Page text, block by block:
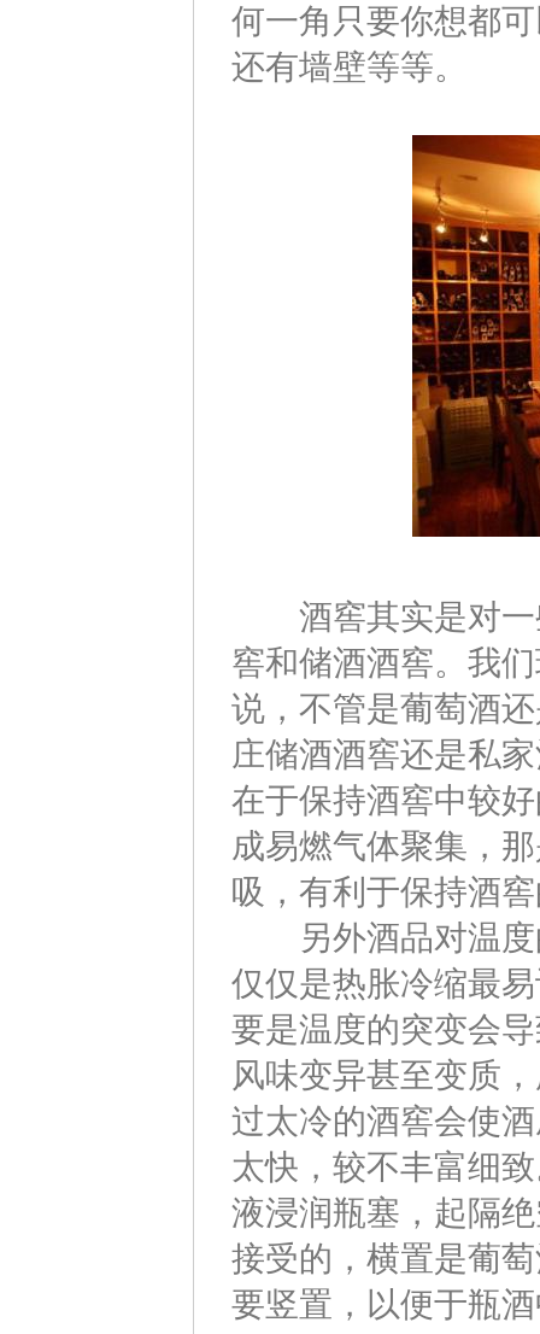
何一角只要你想都
还有墙壁等等。
酒窖其实是对一
窖和储酒酒窖。我
说，不管是葡萄酒
庄储酒酒窖还是私
在于保持酒窖中较
成易燃气体聚集，
吸，有利于保持酒
另外酒品对温度
仅仅是热胀冷缩最
要是温度的突变会
风味变异甚至变质
过太冷的酒窖会使
太快，较不丰富细
液浸润瓶塞，起隔
接受的，横置是葡
要竖置，以便于瓶